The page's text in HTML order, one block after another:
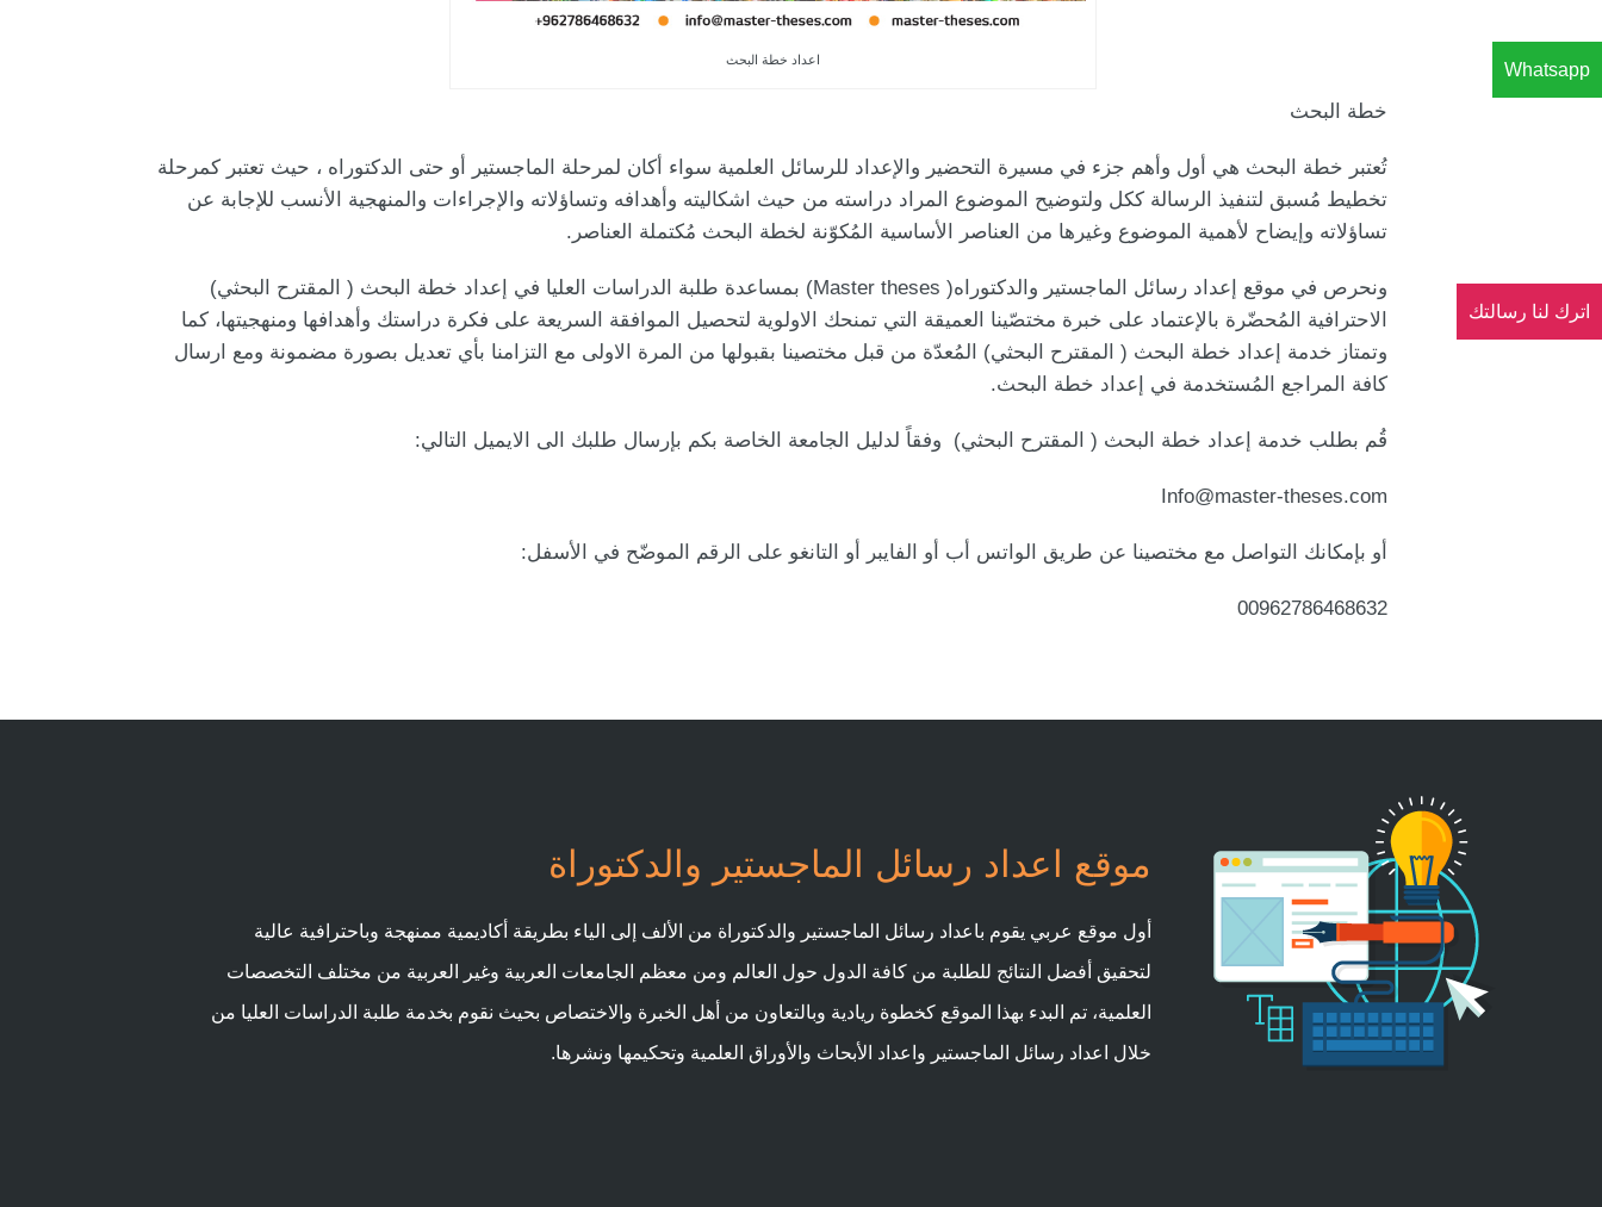
Whatsapp
اترك لنا رسالتك
اعداد خطة البحث
خطة البحث
تُعتبر خطة البحث هي أول وأهم جزء في مسيرة التحضير والإعداد للرسائل العلمية سواء أكان لمرحلة الماجستير أو حتى الدكتوراه ، حيث تعتبر كمرحلة
تخطيط مُسبق لتنفيذ الرسالة ككل ولتوضيح الموضوع المراد دراسته من حيث اشكاليته وأهدافه وتساؤلاته والإجراءات والمنهجية الأنسب للإجابة عن
تساؤلاته وإيضاح لأهمية الموضوع وغيرها من العناصر الأساسية المُكوّنة لخطة البحث مُكتملة العناصر.
ونحرص في موقع إعداد رسائل الماجستير والدكتوراه( Master theses) بمساعدة طلبة الدراسات العليا في إعداد خطة البحث ( المقترح البحثي)
الاحترافية المُحضّرة بالإعتماد على خبرة مختصّينا العميقة التي تمنحك الاولوية لتحصيل الموافقة السريعة على فكرة دراستك وأهدافها ومنهجيتها، كما
وتمتاز خدمة إعداد خطة البحث ( المقترح البحثي) المُعدّة من قبل مختصينا بقبولها من المرة الاولى مع التزامنا بأي تعديل بصورة مضمونة ومع ارسال
كافة المراجع المُستخدمة في إعداد خطة البحث.
قُم بطلب خدمة إعداد خطة البحث ( المقترح البحثي) وفقاً لدليل الجامعة الخاصة بكم بإرسال طلبك الى الايميل التالي:
Info@master-theses.com
أو بإمكانك التواصل مع مختصينا عن طريق الواتس أب أو الفايبر أو التانغو على الرقم الموضّح في الأسفل:
00962786468632
موقع اعداد رسائل الماجستير والدكتوراة
أول موقع عربي يقوم باعداد رسائل الماجستير والدكتوراة من الألف إلى الياء بطريقة أكاديمية ممنهجة وباحترافية عالية
لتحقيق أفضل النتائج للطلبة من كافة الدول حول العالم ومن معظم الجامعات العربية وغير العربية من مختلف التخصصات
العلمية، تم البدء بهذا الموقع كخطوة ريادية وبالتعاون من أهل الخبرة والاختصاص بحيث نقوم بخدمة طلبة الدراسات العليا من
خلال اعداد رسائل الماجستير واعداد الأبحاث والأوراق العلمية وتحكيمها ونشرها.